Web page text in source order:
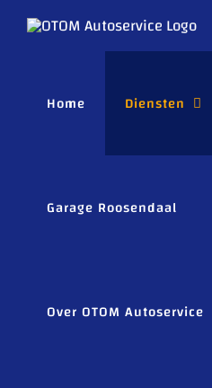
naar
Home Diensten
Garage Roosendaal
Over OTOM Autoservice